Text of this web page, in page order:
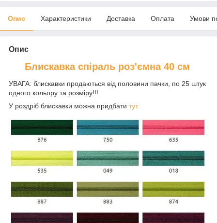
Опис Характеристики Доставка Оплата Умови
Опис
Блискавка спіраль роз'ємна 40 см
УВАГА: блискавки продаються від половини пачки, по 25 штук
одного кольору та розміру!!!
У роздріб блискавки можна придбати тут